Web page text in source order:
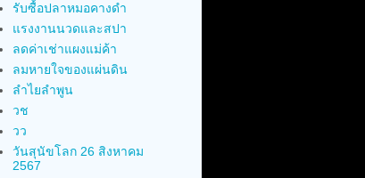
รับซื้อปลาหมอคางดำ
แรงงานนวดและสปา
ลดค่าเช่าแผงแม่ค้า
ลมหายใจของแผ่นดิน
ลำไยลำพูน
วช
วว
วันสุนัขโลก 26 สิงหาคม
2567